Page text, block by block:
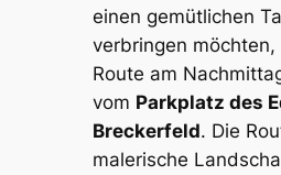
einen gemütlichen
verbringen
Route am
vom Parkplatz des
Breckerfeld. Die
malerische